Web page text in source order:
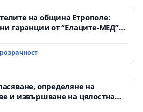
на община Етрополе:
гаранции от “Елаците-МЕД”
че ще се изпълнят всички
определяне на
и извършване на цялостна
републиканския път между